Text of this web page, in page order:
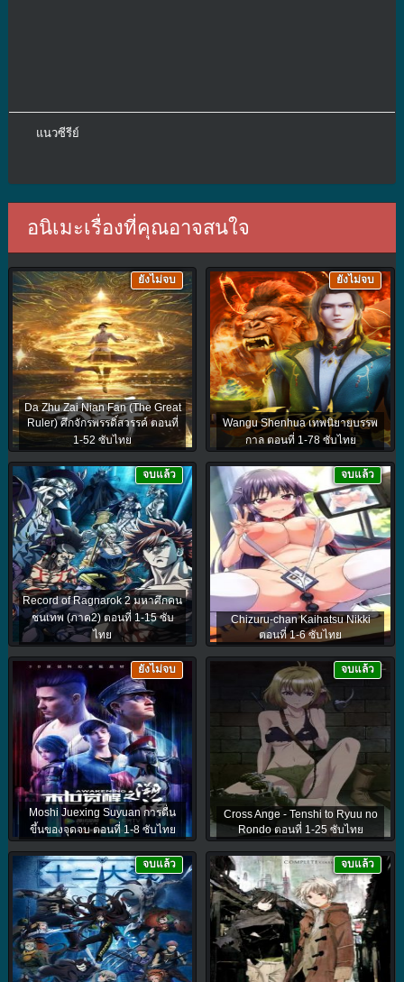
แนวซีรีย์
อนิเมะเรื่องที่คุณอาจสนใจ
Da Zhu Zai Nian Fan (The Great
Ruler) ศึกจักรพรรดิ์สวรรค์ ตอนที่
1-52 ซับไทย
ยังไม่จบ
Wangu Shenhua เทพนิยายบรรพ
กาล ตอนที่ 1-78 ซับไทย
ยังไม่จบ
Record of Ragnarok 2 มหาศึกคน
ชนเทพ (ภาค2) ตอนที่ 1-15 ซับ
ไทย
จบแล้ว
Chizuru-chan Kaihatsu Nikki
ตอนที่ 1-6 ซับไทย
จบแล้ว
Moshi Juexing Suyuan การตื่น
ขึ้นของจุดจบ ตอนที่ 1-8 ซับไทย
ยังไม่จบ
Cross Ange - Tenshi to Ryuu no
Rondo ตอนที่ 1-25 ซับไทย
จบแล้ว
จบแล้ว จบแล้ว